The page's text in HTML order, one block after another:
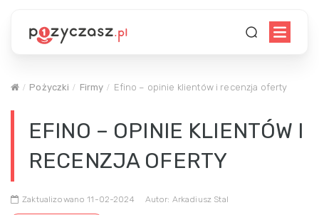
Pożyczki Firmy Efino – opinie klientów i recenzja oferty
EFINO – OPINIE KLIENTÓW I
RECENZJA OFERTY
Zaktualizowano 11-02-2024 Autor: Arkadiusz Stal